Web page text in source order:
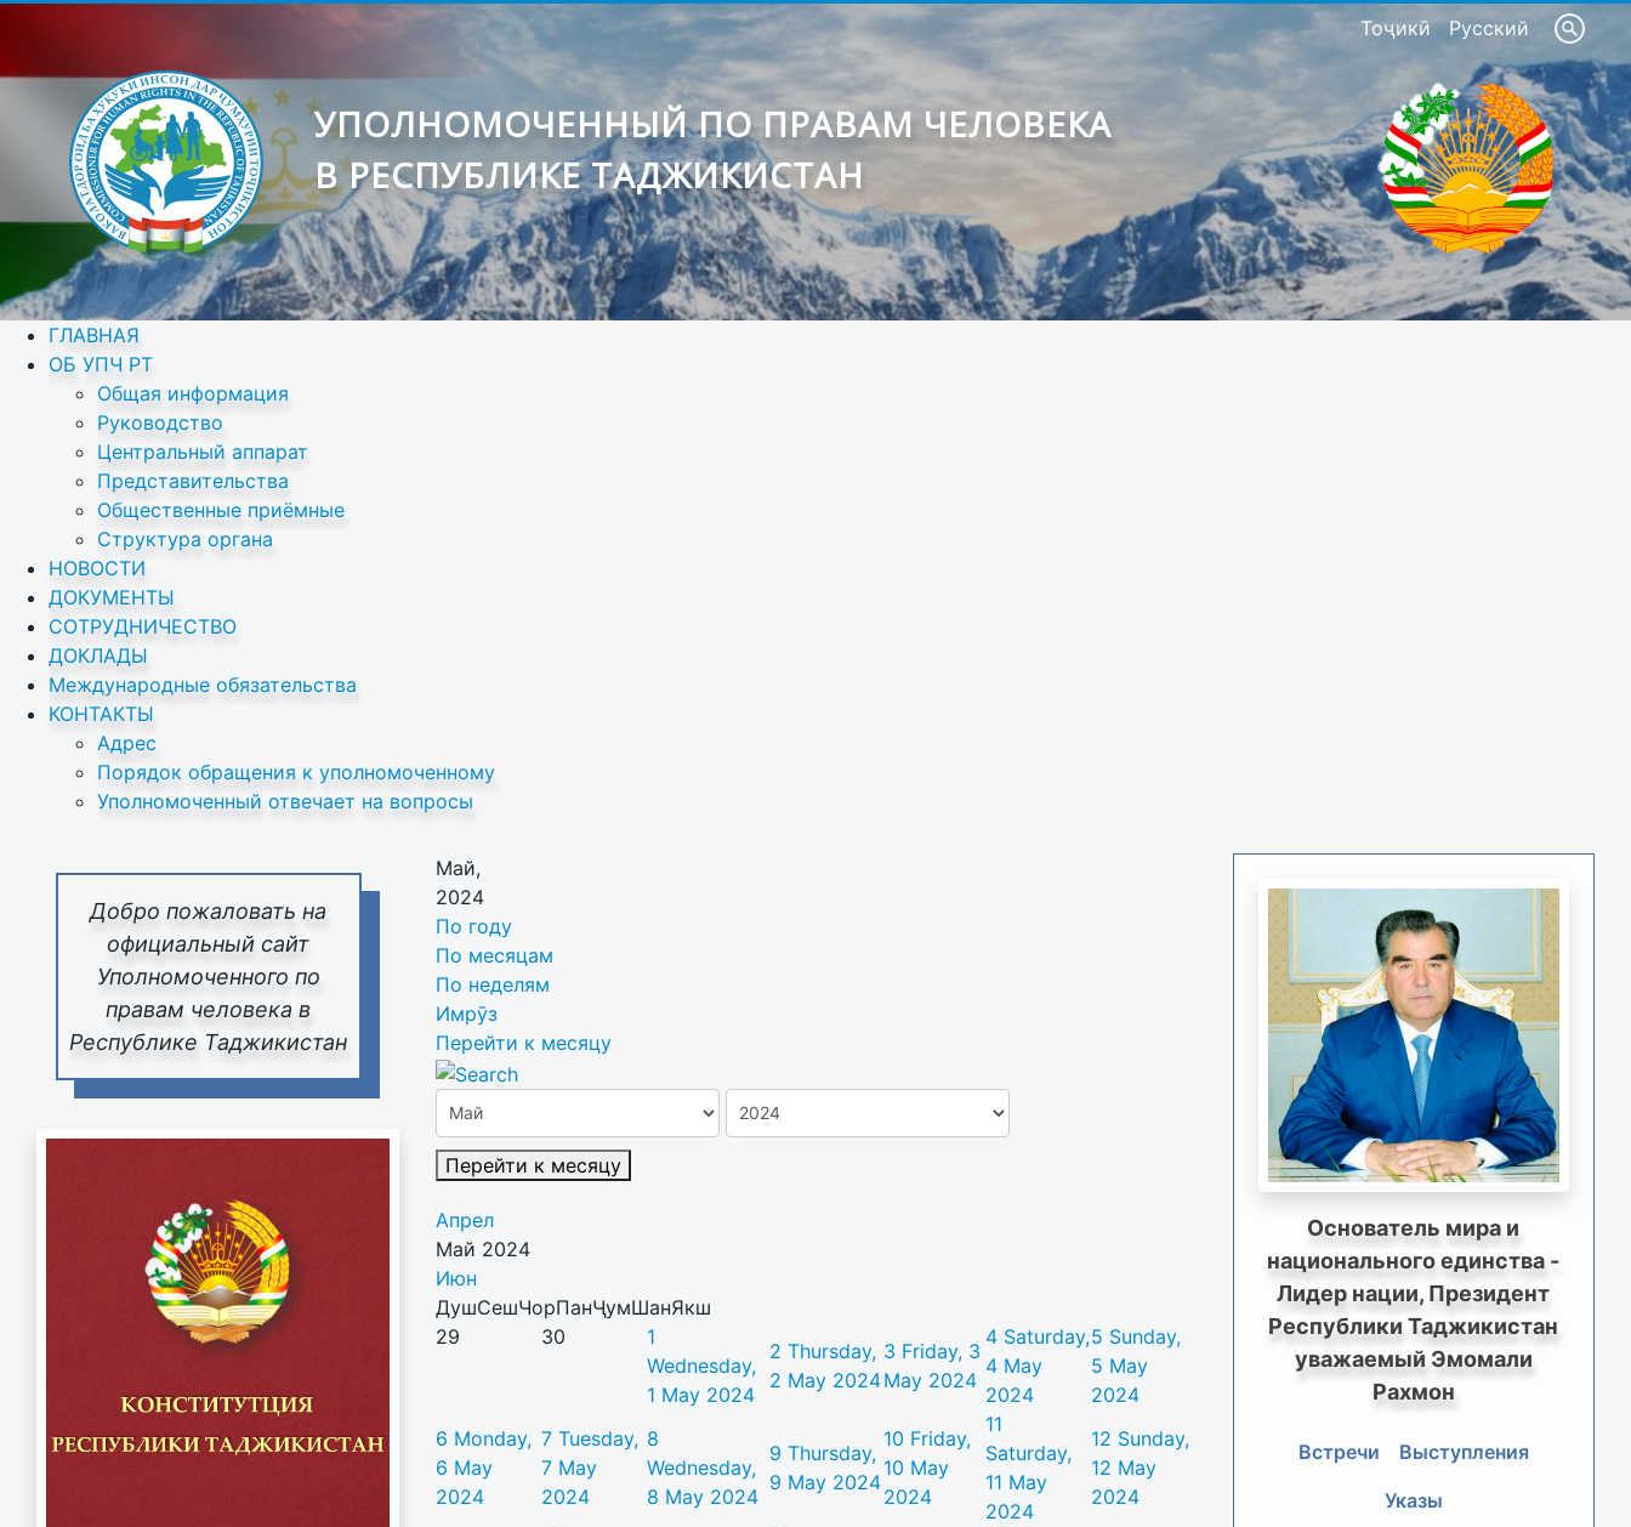
Тоҷикӣ Русский
УПОЛНОМОЧЕННЫЙ ПО ПРАВАМ ЧЕЛОВЕКА
В РЕСПУБЛИКЕ ТАДЖИКИСТАН
ГЛАВНАЯ
ОБ УПЧ РТ
Общая информация
Руководство
Центральный аппарат
Представительства
Общественные приёмные
Структура органа
НОВОСТИ
ДОКУМЕНТЫ
СОТРУДНИЧЕСТВО
ДОКЛАДЫ
Международные обязательства
КОНТАКТЫ
Адрес
Порядок обращения к уполномоченному
Уполномоченный отвечает на вопросы
Добро пожаловать на
официальный сайт
Уполномоченного по
правам человека в
Республике Таджикистан
Май,
2024
По году
По месяцам
По неделям
Имрӯз
Перейти к месяцу
Перейти к месяцу
Апрел
Май 2024
Июн
ДушСешЧорПанҶумШанЯкш
29
30
1
Wednesday,
1 May 2024
2 Thursday,
2 May 2024
3 Friday, 3
May 2024
4 Saturday,
4 May
2024
5 Sunday,
5 May
2024
6 Monday,
6 May
2024
7 Tuesday,
7 May
2024
8
Wednesday,
8 May 2024
9 Thursday,
9 May 2024
10 Friday,
10 May
2024
11
Saturday,
11 May
2024
12 Sunday,
12 May
2024
Основатель мира и
национального единства -
Лидер нации, Президент
Республики Таджикистан
уважаемый Эмомали
Рахмон
Встречи
Выступления
Указы